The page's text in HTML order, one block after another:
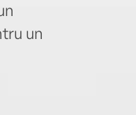
un